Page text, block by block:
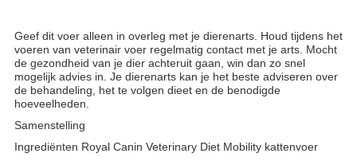
Geef dit voer alleen in overleg met je dierenarts. Houd tijdens het
voeren van veterinair voer regelmatig contact met je arts. Mocht
de gezondheid van je dier achteruit gaan, win dan zo snel
mogelijk advies in. Je dierenarts kan je het beste adviseren over
de behandeling, het te volgen dieet en de benodigde
hoeveelheden.
Samenstelling
Ingrediënten Royal Canin Veterinary Diet Mobility kattenvoer